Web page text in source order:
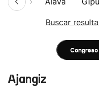
Buscar
Congreso
Ajangiz